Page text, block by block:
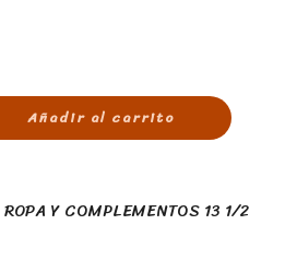
Añadir al carrito
ROPA Y COMPLEMENTOS 13 1/2